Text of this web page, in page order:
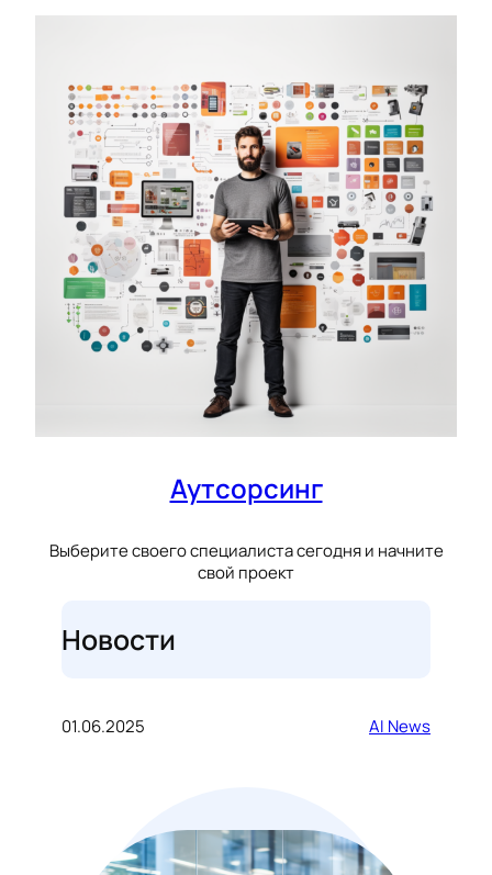
Аутсорсинг
Выберите своего специалиста сегодня и начните
свой проект
Новости
01.06.2025 AI News